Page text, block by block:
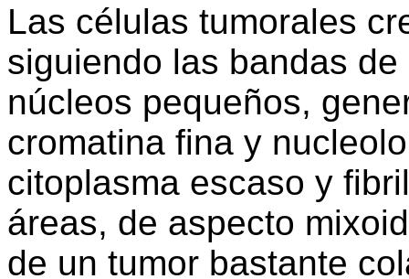
Las células tumorales
siguiendo las bandas
núcleos pequeños,
cromatina fina y
citoplasma escaso y
áreas, de aspecto
de un tumor bastante